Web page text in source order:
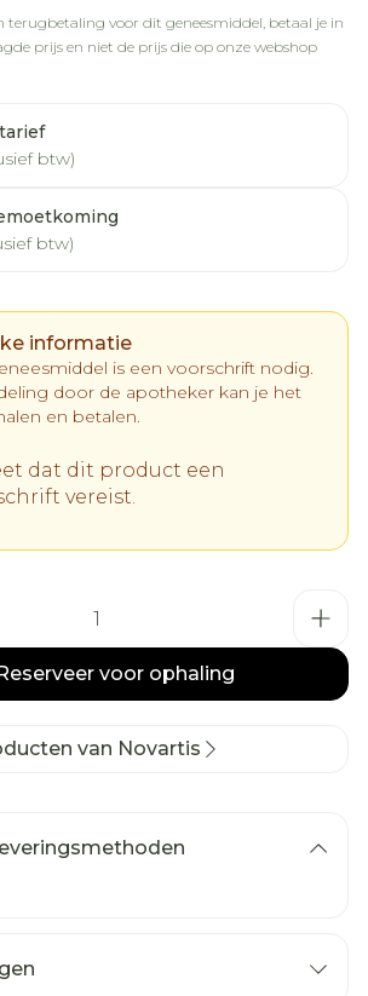
terugbetaling voor dit geneesmiddel, betaal je in
prijs en niet de prijs die op onze webshop
btw)
btw)
informatie
is een voorschrift nodig.
door de apotheker kan je het
en betalen.
dat dit product een
vereist.
voor ophaling
van Novartis